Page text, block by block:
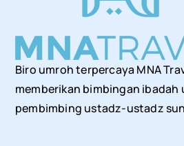
Biro umroh terpercaya MNA
memberikan bimbingan ibadah
pembimbing ustadz-ustadz